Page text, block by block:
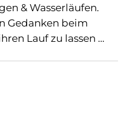
& Wasserläufen.
Gedanken beim
Lauf zu lassen …